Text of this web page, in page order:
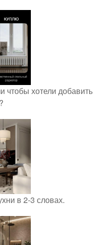
чтобы хотели добавить
в 2-3 словах.